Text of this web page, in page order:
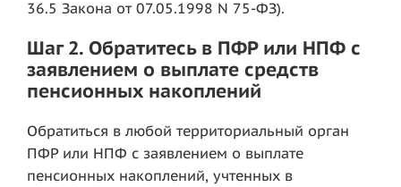
36.5 Закона от 07.05.1998 N 75-ФЗ).
Шаг 2. Обратитесь в ПФР или НПФ с
заявлением о выплате средств
пенсионных накоплений
Обратиться в любой территориальный орган
ПФР или НПФ с заявлением о выплате
пенсионных накоплений, учтенных в